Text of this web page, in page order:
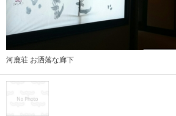
河鹿荘 お洒落な廊下